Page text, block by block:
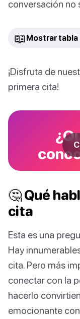
conversación no
📖 Mostrar
¡Disfruta de
primera cita!
🤔 Qué
cita
Esta es una
Hay
cita. Pero más
conectar con la
hacerlo
emocionante